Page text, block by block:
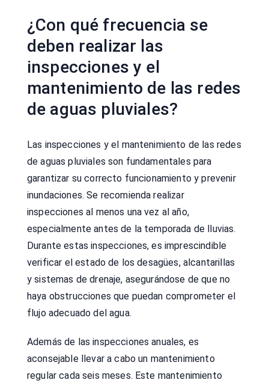
¿Con qué frecuencia se
deben realizar las
inspecciones y el
mantenimiento de las redes
de aguas pluviales?
Las inspecciones y el mantenimiento de las redes
de aguas pluviales son fundamentales para
garantizar su correcto funcionamiento y prevenir
inundaciones. Se recomienda realizar
inspecciones al menos una vez al año,
especialmente antes de la temporada de lluvias.
Durante estas inspecciones, es imprescindible
verificar el estado de los desagües, alcantarillas
y sistemas de drenaje, asegurándose de que no
haya obstrucciones que puedan comprometer el
flujo adecuado del agua.
Además de las inspecciones anuales, es
aconsejable llevar a cabo un mantenimiento
regular cada seis meses. Este mantenimiento